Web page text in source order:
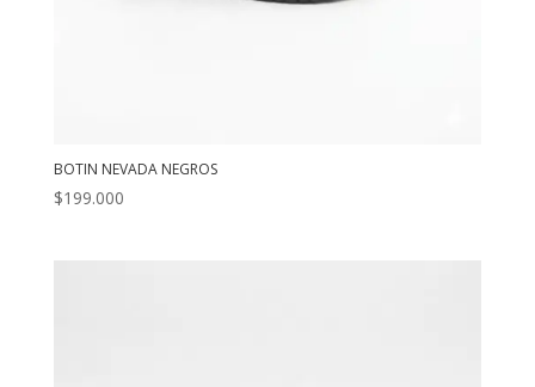
BOTIN NEVADA NEGROS
$199.000